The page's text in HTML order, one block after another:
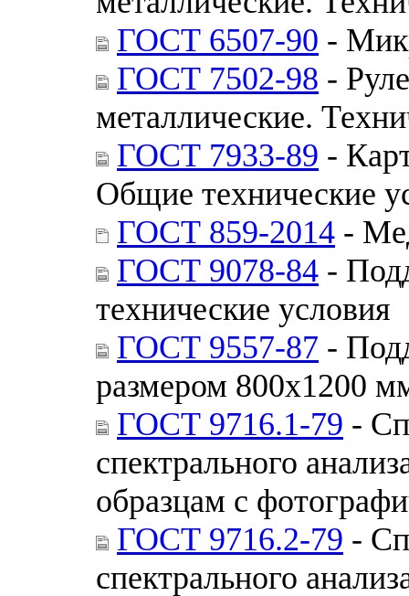
ГОСТ 6507-90 -
ГОСТ 7502-98 -
металлические.
ГОСТ 7933-89 -
Общие технические
ГОСТ 859-2014 -
ГОСТ 9078-84 -
технические условия
ГОСТ 9557-87 -
размером 800х1200
ГОСТ 9716.1-79 -
спектрального
образцам с
ГОСТ 9716.2-79 -
спектрального